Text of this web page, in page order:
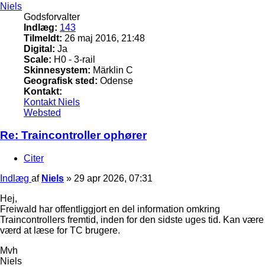
Niels
Godsforvalter
Indlæg: 143
Tilmeldt: 26 maj 2016, 21:48
Digital: Ja
Scale: H0 - 3-rail
Skinnesystem: Märklin C
Geografisk sted: Odense
Kontakt:
Kontakt Niels
Websted
Re: Traincontroller ophører
Citer
Indlæg af Niels » 29 apr 2026, 07:31
Hej,
Freiwald har offentliggjort en del information omkring
Traincontrollers fremtid, inden for den sidste uges tid. Kan være
værd at læse for TC brugere.
Mvh
Niels